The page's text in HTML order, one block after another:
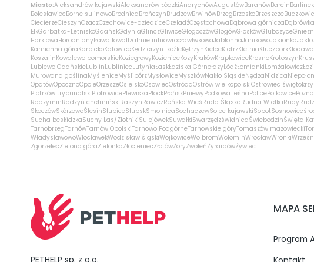
Miasto:Aleksandrów kujawskiAleksandrów ŁódzkiAndrychówAugustówBaranówBarcinBarlinek
BolesławiecBorne sulinowoBrodnicaBrończynBrudzewBrwinówBrzegBrzeskoBrzeszcze
CiecierzeCieszynCzaczCzechowice-dziedziceCzeladźCzęstochowaDąbrowa górniczaDąbrówka
EłkGarbatka-LetniskoGdańskGdyniaGlinczGliwiceGłogoczówGłogówGłoskówGłubczyce
HarklowaHorodnianyIławaIłowaIłżaImielinInowrocławIwkowaJabłonnaJanikowoJasionkaJasło
Kamienna góraKarpickoKatowiceKędzierzyn-koźleKętrzynKielceKietrzKletniaKluczborkKłodawa
KoszalinKowalewo pomorskieKoziegłowyKozieniceKozyKrakówKrapkowiceKrosnoKrotoszyn
Lublewo GdańskieLublinLubliniecLutyniaŁaskŁaziska GórnełazyŁódźŁomiankiŁomżałowicz
Murowana goślinaMyśleniceMyślibórzMysłowiceMyszkówNakło ŚląskieNędzaNidzica
OpatówOpocznoOpoleOrzeszeOsielskoOsowiecOstródaOstrów wielkopolskiOstrowiec
Piotrków trybunalskiPiotrowicePlewiskaPłockPłońskPniewyPodkowa leśnaPolicePolkowice
RadzyminRadzyń chełmińskiRaszynRawiczReńska WieśRuda ŚląskaRudna WielkaRudy
SkoczówSkórzewoŚlesinSłubiceSłupskSmolnicaSochaczewSolec kujawskiSopotSosnowiec
Sucha beskidzkaSuchy Las/ZłotnikiSulejówekSuwałkiSwarzędzświdnicaŚwiebodzinŚwięta
TarnobrzegTarnówTarnów OpolskiTarnowo PodgórneTarnowskie góryTomaszów mazowiecki
WładysławowoWłocławekWodzisław śląskiWojkowiceWolbromWołominWrocławWronki
ZgorzelecZielona góraZielonkaZłocieniecZłotówŻoryZwoleńŻyrardówŻywiec
PETHELP sp. z o.o.
MAPA
Program